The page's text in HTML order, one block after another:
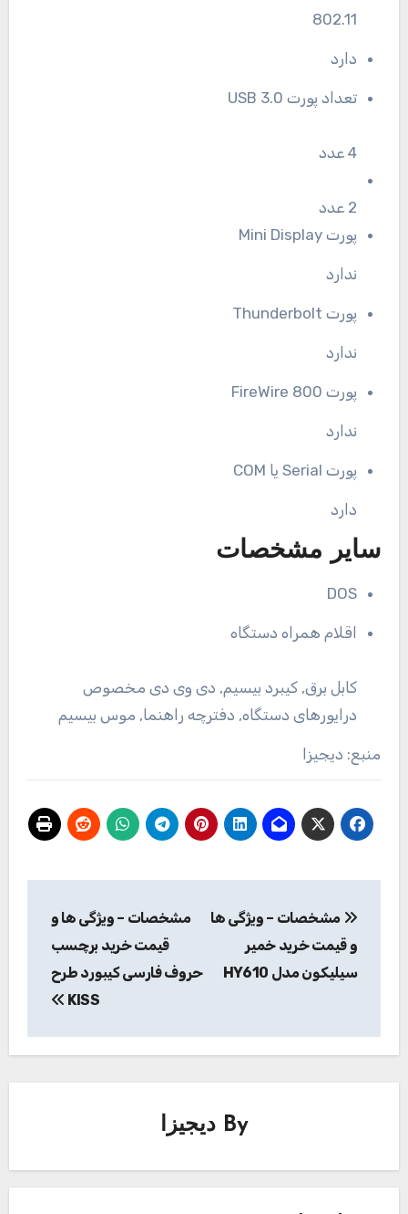
802.11
دارد
تعداد پورت USB 3.0
4 عدد
2 عدد
پورت Mini Display
ندارد
پورت Thunderbolt
ندارد
پورت FireWire 800
ندارد
پورت Serial یا COM
دارد
سایر مشخصات
DOS
اقلام همراه دستگاه
کابل برق, کیبرد بیسیم, دی وی دی مخصوص
درایورهای دستگاه, دفترچه راهنما, موس بیسیم
منبع: دیجیزا
نوشته
مشخصات – ویژگی ها
و قیمت خرید خمیر
سیلیکون مدل HY610
مشخصات – ویژگی ها و
قیمت خرید برچسب
حروف فارسی کیبورد طرح
KISS
By دیجیزا